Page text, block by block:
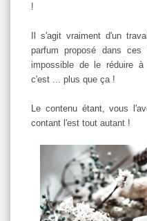
!
Il s'agit vraiment d'un
parfum proposé dans
impossible de le réduire à
c'est ... plus que ça !
Le contenu étant, vous
contant l'est tout autant !